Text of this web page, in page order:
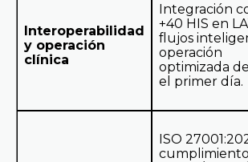
Interoperabilidad
y operación
clínica
Integración
+40 HIS en
flujos
operación
optimizada
el primer día.
ISO
cumplimiento